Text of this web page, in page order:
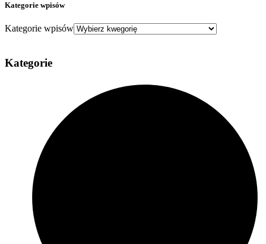
Kategorie wpisów
Kategorie wpisów
Kategorie